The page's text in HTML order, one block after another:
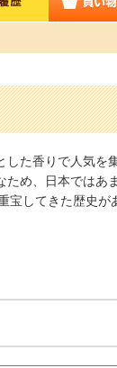
した香りで人気を
ため、日本ではあ
してきた歴史が